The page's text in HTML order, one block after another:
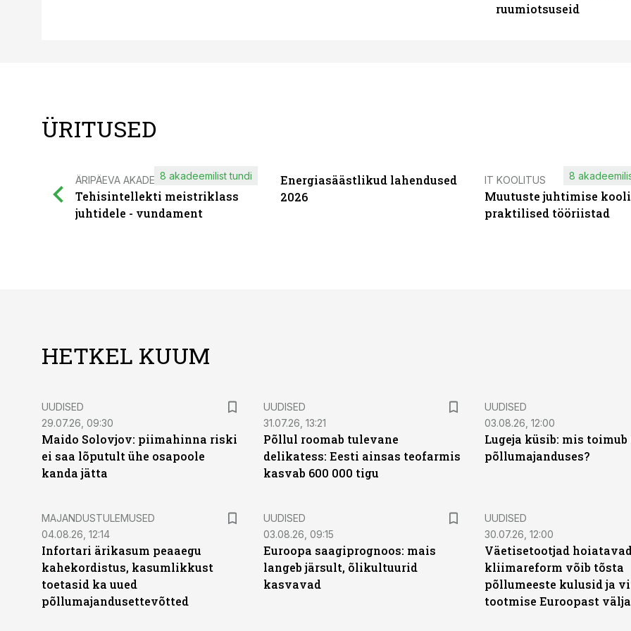
ruumiotsuseid
ÜRITUSED
ÄRIPÄEVA AKADEEMIA
Tehisintellekti meistriklass
juhtidele - vundament
8 akadeemilist tundi
Energiasäästlikud lahendused
2026
IT KOOLITUS
Muutuste juhtimise
praktilised tööriistad
8
HETKEL KUUM
UUDISED
29.07.26, 09:30
Maido Solovjov: piimahinna riski
ei saa lõputult ühe osapoole
kanda jätta
UUDISED
31.07.26, 13:21
Põllul roomab tulevane
delikatess: Eesti ainsas teofarmis
kasvab 600 000 tigu
UUDISED
03.08.26, 12:00
Lugeja küsib: mis
põllumajanduses?
MAJANDUSTULEMUSED
04.08.26, 12:14
Infortari ärikasum peaaegu
kahekordistus, kasumlikkust
toetasid ka uued
põllumajandusettevõtted
UUDISED
03.08.26, 09:15
Euroopa saagiprognoos: mais
langeb järsult, õlikultuurid
kasvavad
UUDISED
30.07.26, 12:00
Väetisetootjad
kliimareform võib tõsta
põllumeeste kulusid ja
tootmise Euroopast välja